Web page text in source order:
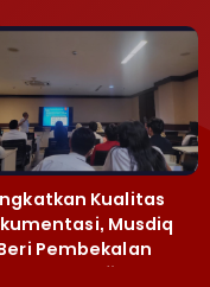
Majalengka
Kualitas
Musdiq
Pembekalan
Fotografi ‎